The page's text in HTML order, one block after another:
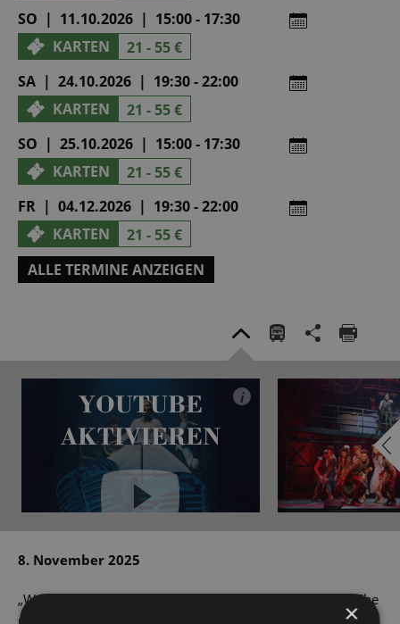
SO | 11.10.2026 | 15:00 - 17:30
KARTEN
21 - 55 €
SA | 24.10.2026 | 19:30 - 22:00
KARTEN
21 - 55 €
SO | 25.10.2026 | 15:00 - 17:30
KARTEN
21 - 55 €
FR | 04.12.2026 | 19:30 - 22:00
KARTEN
21 - 55 €
ALLE TERMINE ANZEIGEN
YOUTUBE
AKTIVIEREN
i
8. November 2025
„Was für ein Zirkus!“, wundert sich der arme Schlucker Che
über die Trauer, mit der Argentinien den Tod seiner First
×